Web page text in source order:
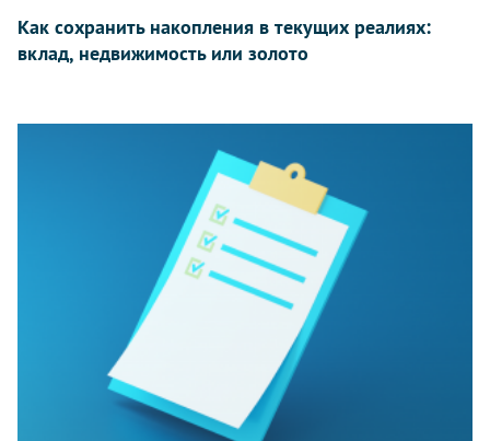
Как сохранить накопления в текущих реалиях:
вклад, недвижимость или золото